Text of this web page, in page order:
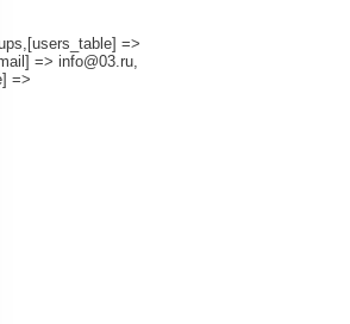
=>
=> info@03.ru,
=>